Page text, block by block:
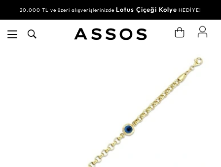
20.000 TL ve üzeri alışverişlerinizde Lotus Çiçeği Kolye HEDİYE!